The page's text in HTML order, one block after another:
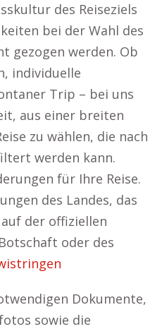
des Reiseziels
bei der Wahl des
gezogen werden. Ob
individuelle
Trip – bei uns
aus einer breiten
zu wählen, die nach
werden kann.
für Ihre Reise.
des Landes, das
der offiziellen
oder des
Dokumente,
sowie die